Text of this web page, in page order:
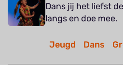
Dans jij het liefst
langs en doe mee.
Jeugd Dans